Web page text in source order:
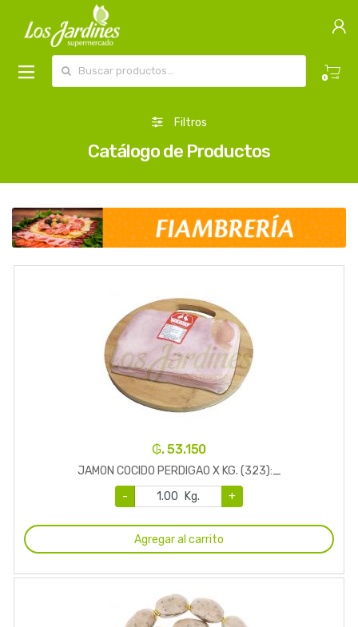
0
Filtros
Catálogo de Productos
₲. 53.150
JAMON COCIDO PERDIGAO X KG. (323):_
-
Kg. +
Agregar al carrito